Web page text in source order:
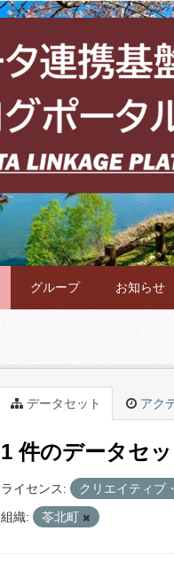
グループ お知らせ
データセット アク
1 件のデータセ
ライセンス: クリエイティブ
組織:
苓北町